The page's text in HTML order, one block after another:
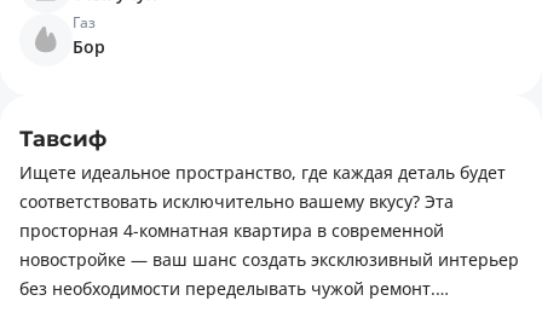
Газ
Бор
Тавсиф
Ищете идеальное пространство, где каждая деталь будет
соответствовать исключительно вашему вкусу? Эта
просторная 4-комнатная квартира в современной
новостройке — ваш шанс создать эксклюзивный интерьер
без необходимости переделывать чужой ремонт.